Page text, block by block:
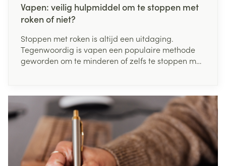
Vapen: veilig hulpmiddel om te stoppen met
roken of niet?
Stoppen met roken is altijd een uitdaging.
Tegenwoordig is vapen een populaire methode
geworden om te minderen of zelfs te stoppen met
wat rokers als een gezonder alternatief
aangezien er geen tabak aan te pas komt. Maar
eigenlijk is het niet bewezen dat vapen een
effectieve methode is om te stoppen met roken.
Bovendien is het ook niet geheel risicovrij, en in dit
artikel werpen we een licht op de potentiële
negatieve gevolgen van vapen.